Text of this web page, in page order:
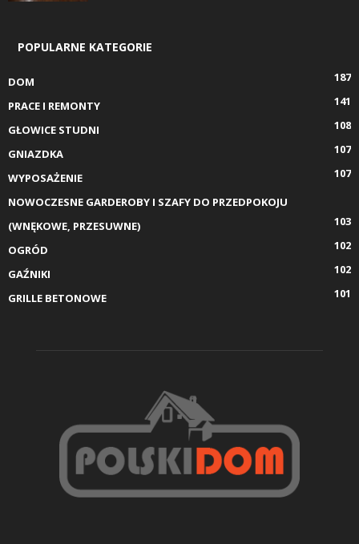
POPULARNE KATEGORIE
DOM
187
PRACE I REMONTY
141
GŁOWICE STUDNI
108
GNIAZDKA
107
WYPOSAŻENIE
107
NOWOCZESNE GARDEROBY I SZAFY DO PRZEDPOKOJU
(WNĘKOWE, PRZESUWNE)
103
OGRÓD
102
GAŹNIKI
102
GRILLE BETONOWE
101